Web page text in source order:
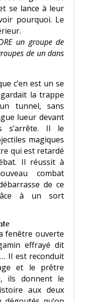
se lance à leur
pourquoi. Le
un groupe de
de un dans
c’en est un se
la trappe
tunnel, sans
lueur devant
s’arrête. Il le
magiques
qui est retardé
Il réussit à
combat
de ce
à un sort
fenêtre ouverte
effrayé dit
Il est reconduit
et le prêtre
ils donnent le
aux deux